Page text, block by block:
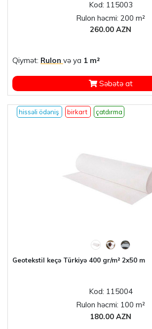
Kod: 115003
Rulon həcmi: 200 m²
260.00 AZN
Qiymət: Rulon və ya 1 m²
Səbətə at
hissəli ödəniş birkart çatdırma
Geotekstil keçə Türkiyə 400 gr/m² 2x50 m
Kod: 115004
Rulon həcmi: 100 m²
180.00 AZN